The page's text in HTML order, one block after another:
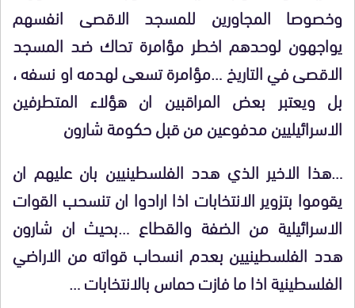
وخصوصا المجاورين للمسجد الاقصى انفسهم
يواجهون لوحدهم اخطر مؤامرة تحاك ضد المسجد
الاقصى في التاريخ …مؤامرة تسعى لهدمه او نسفه ،
بل ويعتبر بعض المراقبين ان هؤلاء المتطرفين
الاسرائيليين مدفوعين من قبل حكومة شارون
…هذا الاخير الذي هدد الفلسطينيين بان عليهم ان
يقوموا بتزوير الانتخابات اذا ارادوا ان تنسحب القوات
الاسرائيلية من الضفة والقطاع …بحيث ان شارون
هدد الفلسطينيين بعدم انسحاب قواته من الاراضي
الفلسطينية اذا ما فازت حماس بالانتخابات …